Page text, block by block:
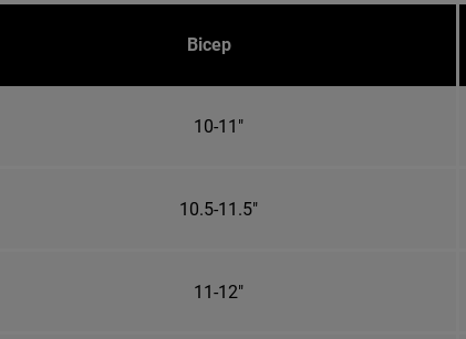
Bicep
10-11"
10.5-11.5"
11-12"